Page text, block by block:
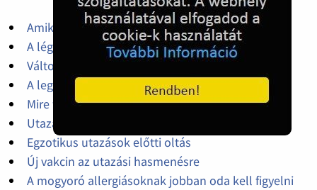
Amikre szükségünk lehet a nyaralás során
A légiutasok jogai
Változtak a vasúti közlekedés szabályai
A legtöbb borravalót adó országok
Mire figyeljünk, ha autót bérelünk külföldön
Utazás gyerekkel
Egzotikus utazások előtti oltás
Új vakcin az utazási hasmenésre
A mogyoró allergiásoknak jobban oda kell figyelni